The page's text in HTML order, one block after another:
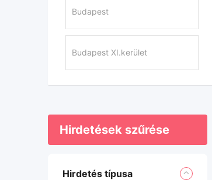
Hirdetések szűrése
Hirdetés típusa